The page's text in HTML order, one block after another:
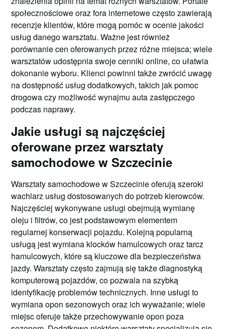
społecznościowe oraz fora internetowe często zawierają
recenzje klientów, które mogą pomóc w ocenie jakości
usług danego warsztatu. Ważne jest również
porównanie cen oferowanych przez różne miejsca; wiele
warsztatów udostępnia swoje cenniki online, co ułatwia
dokonanie wyboru. Klienci powinni także zwrócić uwagę
na dostępność usług dodatkowych, takich jak pomoc
drogowa czy możliwość wynajmu auta zastępczego
podczas naprawy.
Jakie usługi są najczęściej
oferowane przez warsztaty
samochodowe w Szczecinie
Warsztaty samochodowe w Szczecinie oferują szeroki
wachlarz usług dostosowanych do potrzeb kierowców.
Najczęściej wykonywane usługi obejmują wymianę
oleju i filtrów, co jest podstawowym elementem
regularnej konserwacji pojazdu. Kolejną popularną
usługą jest wymiana klocków hamulcowych oraz tarcz
hamulcowych, które są kluczowe dla bezpieczeństwa
jazdy. Warsztaty często zajmują się także diagnostyką
komputerową pojazdów, co pozwala na szybką
identyfikację problemów technicznych. Inne usługi to
wymiana opon sezonowych oraz ich wyważanie; wiele
miejsc oferuje także przechowywanie opon poza